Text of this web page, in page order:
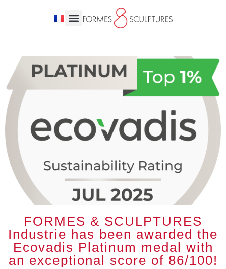
FORMES & SCULPTURES
Industrie has been awarded the
Ecovadis Platinum medal with
an exceptional score of 86/100!